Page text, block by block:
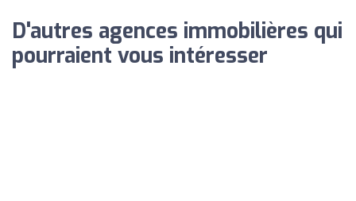
D'autres agences immobilières qui
pourraient vous intéresser